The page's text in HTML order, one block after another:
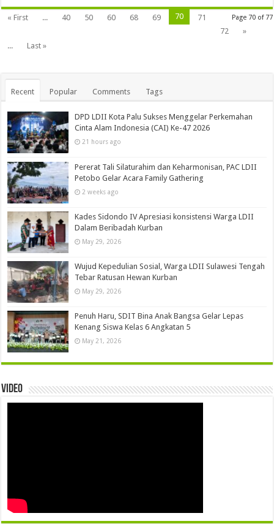
Page 70 of 77
« First ... 40 50 60 68 69 70
71
72
»
...
Last »
Recent Popular Comments Tags
DPD LDII Kota Palu Sukses Menggelar Perkemahan
Cinta Alam Indonesia (CAI) Ke-47 2026
21 hours ago
Pererat Tali Silaturahim dan Keharmonisan, PAC LDII
Petobo Gelar Acara Family Gathering
2 weeks ago
Kades Sidondo IV Apresiasi konsistensi Warga LDII
Dalam Beribadah Kurban
May 29, 2026
Wujud Kepedulian Sosial, Warga LDII Sulawesi Tengah
Tebar Ratusan Hewan Kurban
May 29, 2026
Penuh Haru, SDIT Bina Anak Bangsa Gelar Lepas
Kenang Siswa Kelas 6 Angkatan 5
May 21, 2026
Video